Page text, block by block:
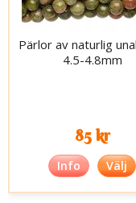
Pärlor av naturlig
4.5-4.8mm
85 kr
Info Välj